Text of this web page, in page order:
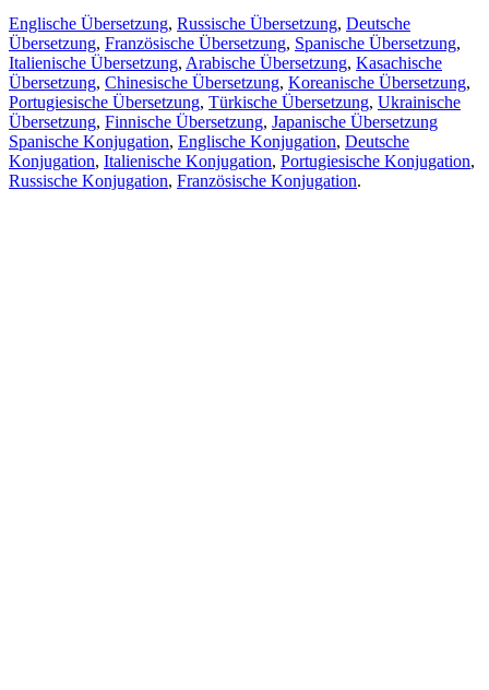
Englische Übersetzung, Russische Übersetzung, Deutsche
Übersetzung, Französische Übersetzung, Spanische Übersetzung,
Italienische Übersetzung, Arabische Übersetzung, Kasachische
Übersetzung, Chinesische Übersetzung, Koreanische Übersetzung,
Portugiesische Übersetzung, Türkische Übersetzung, Ukrainische
Übersetzung, Finnische Übersetzung, Japanische Übersetzung
Spanische Konjugation, Englische Konjugation, Deutsche
Konjugation, Italienische Konjugation, Portugiesische Konjugation,
Russische Konjugation, Französische Konjugation.